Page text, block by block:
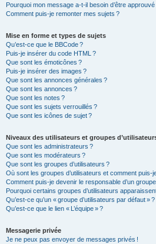
Pourquoi mon message a-t-il besoin d’être approuvé
Comment puis-je remonter mes sujets ?
Mise en forme et types de sujets
Qu’est-ce que le BBCode ?
Puis-je insérer du code HTML ?
Que sont les émoticônes ?
Puis-je insérer des images ?
Que sont les annonces générales ?
Que sont les annonces ?
Que sont les notes ?
Que sont les sujets verrouillés ?
Que sont les icônes de sujet ?
Niveaux des utilisateurs et groupes
Que sont les administrateurs ?
Que sont les modérateurs ?
Que sont les groupes d’utilisateurs ?
Où sont les groupes d’utilisateurs et comment puis-
Comment puis-je devenir le responsable d’un
Pourquoi certains groupes d’utilisateurs
Qu’est-ce qu’un « groupe d’utilisateurs par défaut » ?
Qu’est-ce que le lien « L’équipe » ?
Messagerie privée
Je ne peux pas envoyer de messages privés !